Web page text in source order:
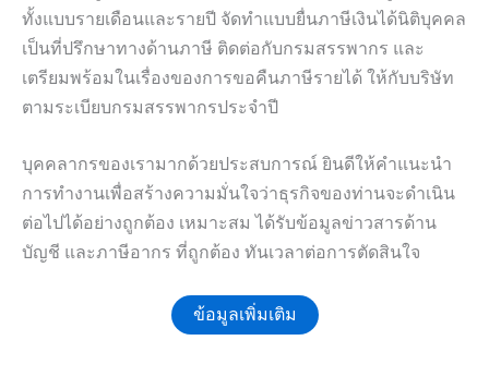
ทั้งแบบรายเดือนและรายปี จัดทำแบบยื่นภาษีเงินได้นิติบุคคล
เป็นที่ปรึกษาทางด้านภาษี ติดต่อกับกรมสรรพากร และ
เตรียมพร้อมในเรื่องของการขอคืนภาษีรายได้ ให้กับบริษัท
ตามระเบียบกรมสรรพากรประจำปี
บุคคลากรของเรามากด้วยประสบการณ์ ยินดีให้คำแนะนำ
การทำงานเพื่อสร้างความมั่นใจว่าธุรกิจของท่านจะดำเนิน
ต่อไปได้อย่างถูกต้อง เหมาะสม ได้รับข้อมูลข่าวสารด้าน
บัญชี และภาษีอากร ที่ถูกต้อง ทันเวลาต่อการตัดสินใจ
ข้อมูลเพิ่มเติม